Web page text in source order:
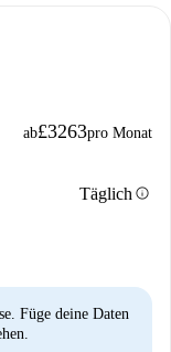
ab£3263pro Monat
Täglichinfo
Füge deine Daten